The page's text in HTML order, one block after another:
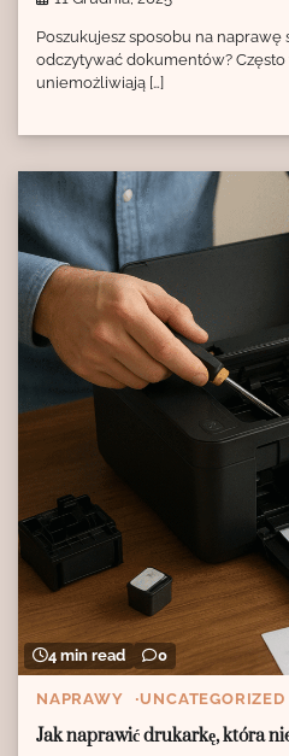
Poszukujesz sposobu na naprawę
odczytywać dokumentów?
uniemożliwiają […]
4 min read 0
NAPRAWY UNCATEGORIZED
Jak naprawić drukarkę, która